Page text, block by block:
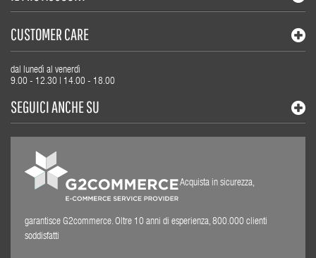
CUSTOMER CARE
dal lunedì al venerdì
9.00 - 12.30 | 14.00 - 18.00
SEGUICI ANCHE SU
Acquista in sicurezza,
garantisce G2commerce. Oltre 10 anni di esperienza, 800.000 clienti
soddisfatti